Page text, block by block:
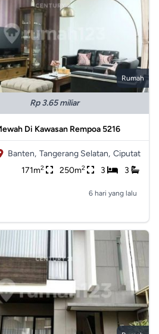
Rumah
Rp 3.65 miliar
Di Kawasan Rempoa 5216
Banten, Tangerang Selatan, Ciputat
171m2 250m2 3 3
6 hari yang lalu